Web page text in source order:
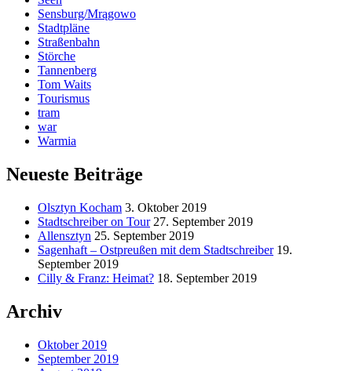
Sensburg/Mrągowo
Stadtpläne
Straßenbahn
Störche
Tannenberg
Tom Waits
Tourismus
tram
war
Warmia
Neueste Beiträge
Olsztyn Kocham 3. Oktober 2019
Stadtschreiber on Tour 27. September 2019
Allensztyn 25. September 2019
Sagenhaft – Ostpreußen mit dem Stadtschreiber 19.
September 2019
Cilly & Franz: Heimat? 18. September 2019
Archiv
Oktober 2019
September 2019